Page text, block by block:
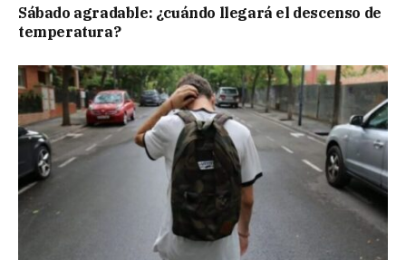
Sábado agradable: ¿cuándo llegará el descenso de
temperatura?